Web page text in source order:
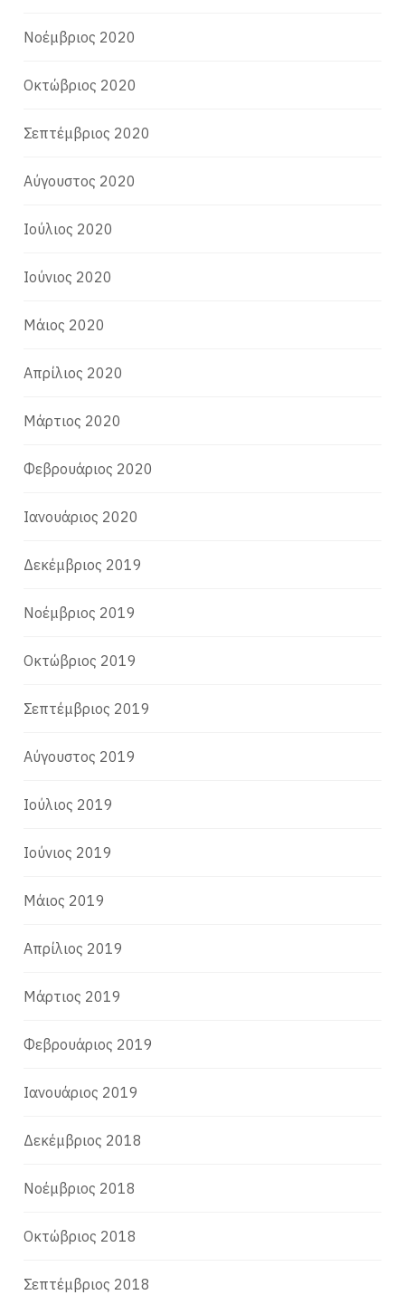
Νοέμβριος 2020
Οκτώβριος 2020
Σεπτέμβριος 2020
Αύγουστος 2020
Ιούλιος 2020
Ιούνιος 2020
Μάιος 2020
Απρίλιος 2020
Μάρτιος 2020
Φεβρουάριος 2020
Ιανουάριος 2020
Δεκέμβριος 2019
Νοέμβριος 2019
Οκτώβριος 2019
Σεπτέμβριος 2019
Αύγουστος 2019
Ιούλιος 2019
Ιούνιος 2019
Μάιος 2019
Απρίλιος 2019
Μάρτιος 2019
Φεβρουάριος 2019
Ιανουάριος 2019
Δεκέμβριος 2018
Νοέμβριος 2018
Οκτώβριος 2018
Σεπτέμβριος 2018